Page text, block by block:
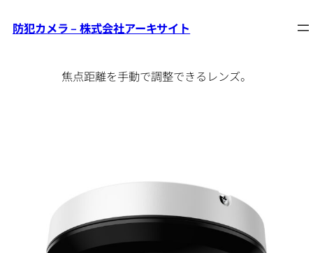
内防犯カメラ – 株式会社アーキサイト
バリフォーカル
焦点距離を手動で調整できるレンズ。